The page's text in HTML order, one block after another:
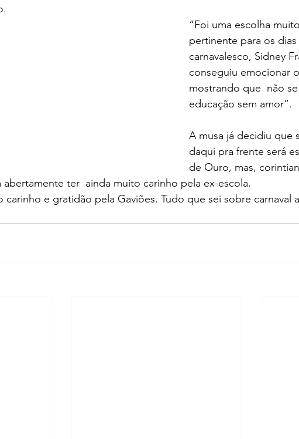
“Foi uma escolha
pertinente para os
carnavalesco, Sidney
conseguiu emocionar
mostrando que  não
educação sem amor”.
A musa já decidiu que
daqui pra frente será
de Ouro, mas,
abertamente ter  ainda muito carinho pela ex-escola.
carinho e gratidão pela Gaviões. Tudo que sei sobre carnaval